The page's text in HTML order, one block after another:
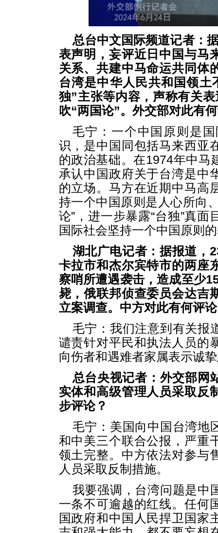
总台中文国际频道记者：
表声明，妄评近日中国与马
关系、共建中马命运共同体
台湾是中华人民共和国领
独”主张等内容，声称有关
吹“两国论”。外交部对此有
毛宁：一个中国原则是
识，是中国同包括马来西亚
的政治基础。在1974年中马
承认中国政府关于台湾是中
的立场。马方在近期中马高
持一个中国原则是人心所向
论”，进一步暴露“台独”真
国际社会坚持一个中国原则
湖北广电记者：据报道，
卡拉市和杰尔宾特市的两座
察哨所遭遇袭击，造成至少
毙，俄联邦侦查委员会达吉
立案调查。中方对此有何评
毛宁：我们注意到有关报
谴责针对平民和执法人员的
向伤者和遇难者家属表示诚
总台央视记者：外交部网
实体和高级管理人员采取反
步评论？
毛宁：美国向中国台湾地
和中美三个联合公报，严重
领土完整。中方依法对参与
人员采取反制措施。
我要强调，台湾问题是中
一条不可逾越的红线。任何
国政府和中国人民捍卫国家